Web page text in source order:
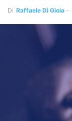
Di Raffaele Di Gioia -